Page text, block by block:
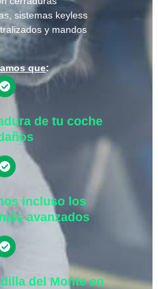
sistemas keyless
y mandos
que:
de tu coche
incluso los
avanzados
del Monte en